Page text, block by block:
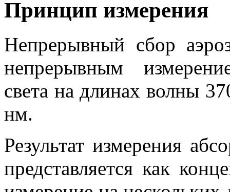
Принцип измерения
Непрерывный сбор
непрерывным
света на длинах волны
нм.
Результат измерения
представляется как